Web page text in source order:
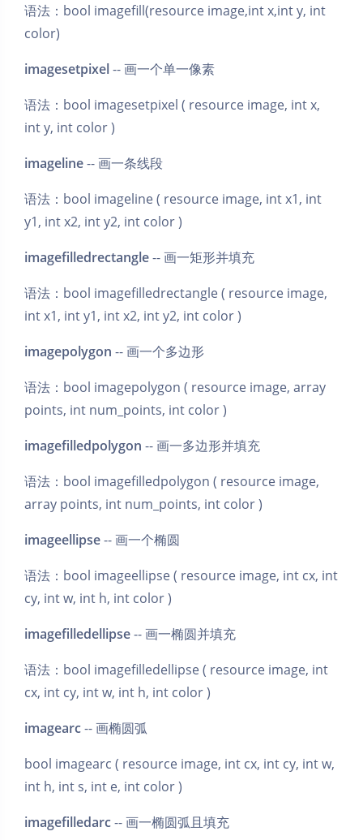
语法：bool imagefill(resource image,int x,int y, int
color)
imagesetpixel-- 画一个单一像素
语法：bool imagesetpixel ( resource image, int x,
int y, int color )
imageline-- 画一条线段
语法：bool imageline ( resource image, int x1, int
y1, int x2, int y2, int color )
imagefilledrectangle-- 画一矩形并填充
语法：bool imagefilledrectangle ( resource image,
int x1, int y1, int x2, int y2, int color )
imagepolygon -- 画一个多边形
语法：bool imagepolygon ( resource image, array
points, int num_points, int color )
imagefilledpolygon -- 画一多边形并填充
语法：bool imagefilledpolygon ( resource image,
array points, int num_points, int color )
imageellipse-- 画一个椭圆
语法：bool imageellipse ( resource image, int cx, int
cy, int w, int h, int color )
imagefilledellipse-- 画一椭圆并填充
语法：bool imagefilledellipse ( resource image, int
cx, int cy, int w, int h, int color )
imagearc-- 画椭圆弧
bool imagearc ( resource image, int cx, int cy, int w,
int h, int s, int e, int color )
imagefilledarc-- 画一椭圆弧且填充